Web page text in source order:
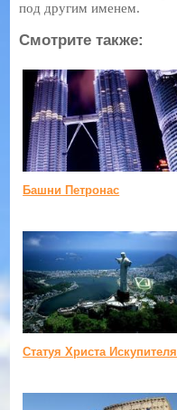
под другим именем.
Смотрите также:
Башни Петронас
Статуя Христа Искупителя